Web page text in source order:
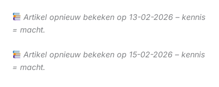
Artikel opnieuw bekeken op 13-02-2026 – kennis
= macht.
Artikel opnieuw bekeken op 15-02-2026 – kennis
= macht.